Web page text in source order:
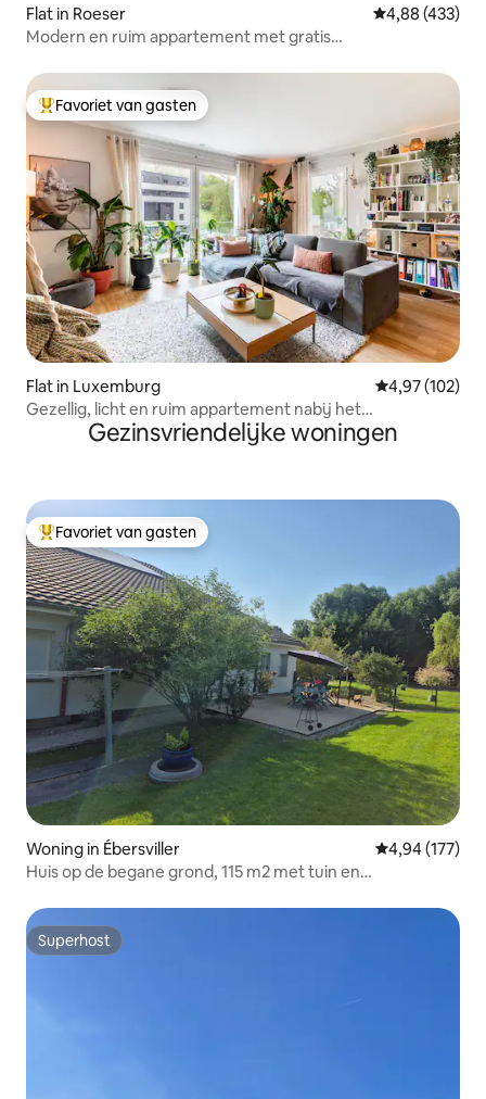
Flat in Roeser Gemiddelde
4,88 (433)
Modern en ruim appartement met gratis
Topfavoriet van gasten
Favoriet van gasten
Flat in Luxemburg Gemiddelde
4,97 (102)
Gezellig, licht en ruim appartement nabij het
stadscentrumGezinsvriendelijke woningen
Topfavoriet van gasten
Favoriet van gasten
Woning in Ébersviller Gemiddelde
4,94 (177)
Huis op de begane grond, 115 m2 met tuin en
Superhost
Superhost